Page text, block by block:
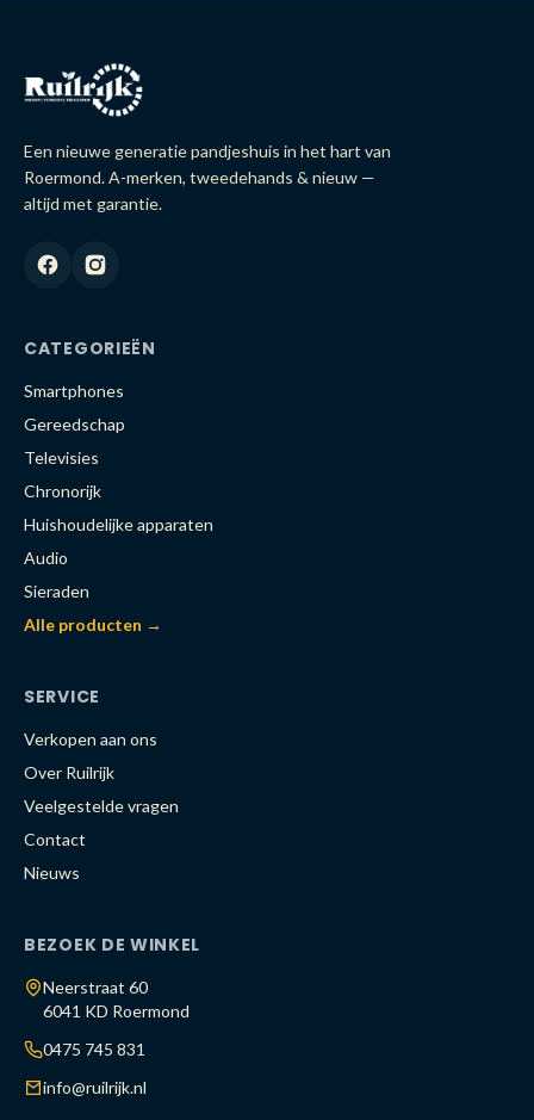
Een nieuwe generatie pandjeshuis in het hart van
Roermond. A-merken, tweedehands & nieuw —
altijd met garantie.
CATEGORIEËN
Smartphones
Gereedschap
Televisies
Chronorijk
Huishoudelijke apparaten
Audio
Sieraden
Alle producten →
SERVICE
Verkopen aan ons
Over Ruilrijk
Veelgestelde vragen
Contact
Nieuws
BEZOEK DE WINKEL
Neerstraat 60
6041 KD Roermond
0475 745 831
info@ruilrijk.nl